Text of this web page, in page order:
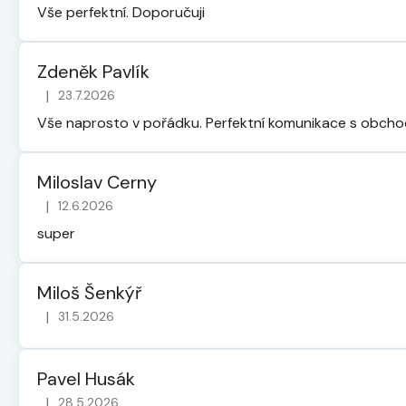
Vše perfektní. Doporučuji
Zdeněk Pavlík
Hodnocení obchodu je 5 z 5 hvězdiček.
| 23.7.2026
Vše naprosto v pořádku. Perfektní komunikace s
Miloslav Cerny
Hodnocení obchodu je 5 z 5 hvězdiček.
| 12.6.2026
super
Miloš Šenkýř
Hodnocení obchodu je 5 z 5 hvězdiček.
| 31.5.2026
Pavel Husák
28.5.2026